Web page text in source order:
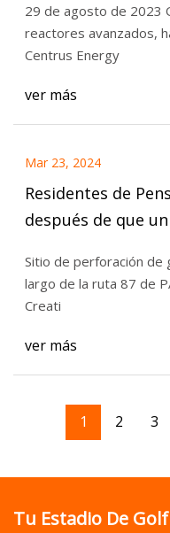
29 de agosto de 2023
reactores avanzados,
Centrus Energy
ver más
Mar 23, 2024
Residentes de
después de que
Sitio de perforación de
largo de la ruta 87 de PA,
Creati
ver más
1 2 3
Tu Estadio De